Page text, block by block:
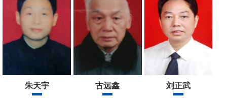
朱天宇 古远鑫 刘正武